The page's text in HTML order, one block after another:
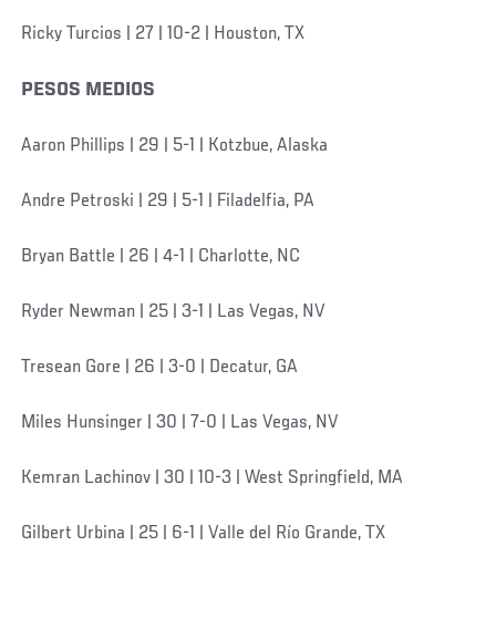
Ricky Turcios | 27 | 10-2 | Houston, TX
PESOS MEDIOS
Aaron Phillips | 29 | 5-1 | Kotzbue, Alaska
Andre Petroski | 29 | 5-1 | Filadelfia, PA
Bryan Battle | 26 | 4-1 | Charlotte, NC
Ryder Newman | 25 | 3-1 | Las Vegas, NV
Tresean Gore | 26 | 3-0 | Decatur, GA
Miles Hunsinger | 30 | 7-0 | Las Vegas, NV
Kemran Lachinov | 30 | 10-3 | West Springfield, MA
Gilbert Urbina | 25 | 6-1 | Valle del Río Grande, TX